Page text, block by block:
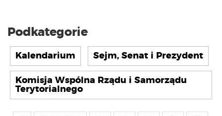
Podkategorie
Kalendarium Sejm, Senat i Prezydent
Komisja Wspólna Rządu i Samorządu
Terytorialnego